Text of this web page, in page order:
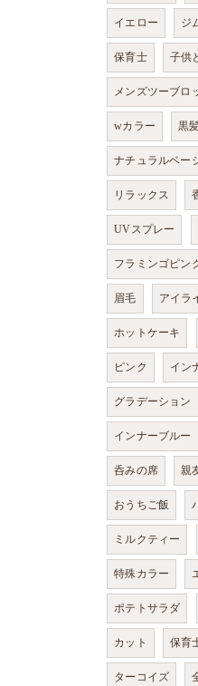
イエロー ジ
保育士 子供
メンズツーブロ
wカラー 黒
ナチュラルベー
リラックス
UVスプレー
フラミンゴピン
眉毛 アイラ
ホットケーキ
ピンク イン
グラデーション
インナーブルー
呑みの席 親
おうちご飯
ミルクティー
特殊カラー
ポテトサラダ
カット 保育
ターコイズ